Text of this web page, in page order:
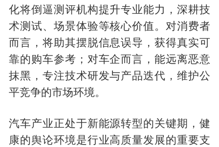
化将倒逼测评机构提升专业能力，深耕技
术测试、场景体验等核心价值。对消费者
而言，将助其摆脱信息误导，获得真实可
靠的购车参考；对车企而言，能远离恶意
抹黑，专注技术研发与产品迭代，维护公
平竞争的市场环境。
汽车产业正处于新能源转型的关键期，健
康的舆论环境是行业高质量发展的重要支